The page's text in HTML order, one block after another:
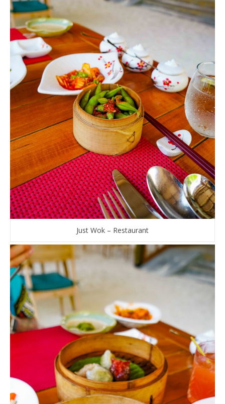
Just Wok – Restaurant